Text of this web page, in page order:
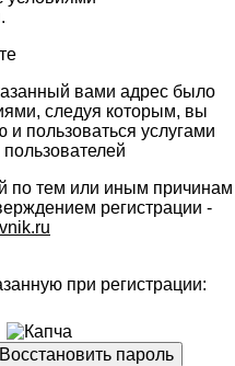
.
вами адрес было
следуя которым, вы
и пользоваться услугами
по тем или иным причинам
регистрации -
при регистрации: